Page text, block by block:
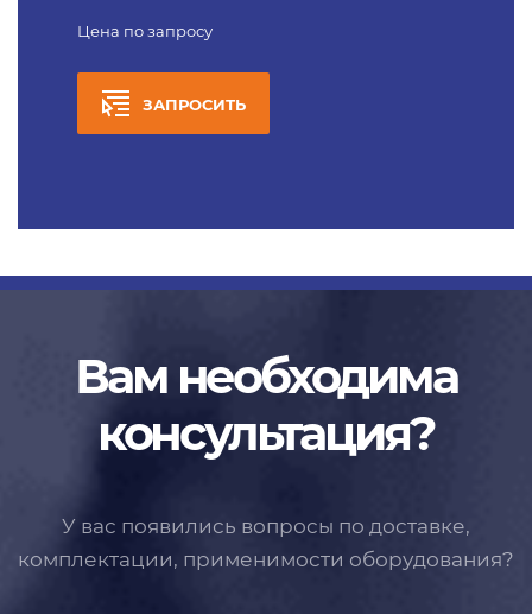
Цена по запросу
ЗАПРОСИТЬ
Вам необходима
консультация?
У вас появились вопросы по доставке,
комплектации, применимости оборудования?